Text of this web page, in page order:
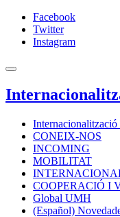
Facebook
Twitter
Instagram
CONEIX-NOS
INCOMING
MOBILITAT
COOPERACIÓ I
Global UMH
(Español)